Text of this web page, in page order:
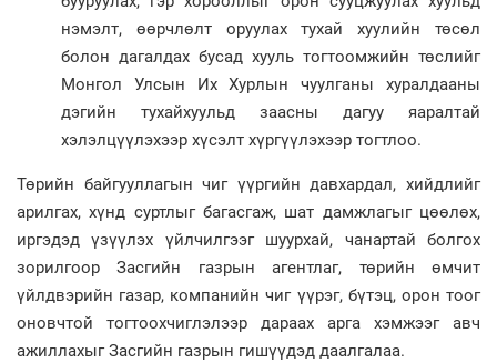
нэмэлт, өөрчлөлт оруулах тухай хуулийн төсөл
болон дагалдах бусад хууль тогтоомжийн төслийг
Монгол Улсын Их Хурлын чуулганы хуралдааны
дэгийн тухайхуульд заасны дагуу яаралтай
хэлэлцүүлэхээр хүсэлт хүргүүлэхээр тогтлоо.
Төрийн байгууллагын чиг үүргийн давхардал, хийдлийг
арилгах, хүнд суртлыг багасгаж, шат дамжлагыг цөөлөх,
иргэдэд үзүүлэх үйлчилгээг шуурхай, чанартай болгох
зорилгоор Засгийн газрын агентлаг, төрийн өмчит
үйлдвэрийн газар, компанийн чиг үүрэг, бүтэц, орон тоог
оновчтой тогтоохчиглэлээр дараах арга хэмжээг авч
ажиллахыг Засгийн газрын гишүүдэд даалгалаа.